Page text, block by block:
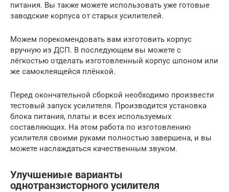
питания. Вы также можете использовать уже готовые
заводские корпуса от старых усилителей.
Можем порекомендовать вам изготовить корпус
вручную из ДСП. В последующем вы можете с
лёгкостью отделать изготовленный корпус шпоном или
же самоклеящейся плёнкой.
Перед окончательной сборкой необходимо произвести
тестовый запуск усилителя. Производится установка
блока питания, платы и всех используемых
составляющих. На этом работа по изготовлению
усилителя своими руками полностью завершена, и вы
можете наслаждаться качественным звуком.
Улучшениые варианты
однотранзисторного усилителя